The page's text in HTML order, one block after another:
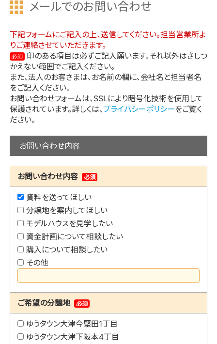
メールでのお問い合わせ
下記フォームにご記入の上、送信してください。担当営業所よ
りご連絡させていただきます。
必須 印のある項目は必ずご記入願います。それ以外はさしつ
かえない範囲でご記入ください。
また、法人のお客さまは、お名前の欄に、会社名と担当者名
をご記入ください。
お問い合わせフォームは、SSLにより暗号化技術を使用して
保護されています。詳しくは、 プライバシーポリシーをご覧く
ださい。
お問い合わせ内容
お問い合わせ内容 必須
資料を送ってほしい
分譲地を案内してほしい
モデルハウスを見学したい
資金計画について相談したい
購入について相談したい
その他
ご希望の分譲地 必須
ゆうタウン大津今堅田1丁目
ゆうタウン大津下阪本4丁目